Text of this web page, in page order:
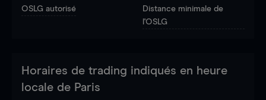
OSLG autorisé
Distance minimale de
l'OSLG
Horaires de trading indiqués en heure
locale de Paris